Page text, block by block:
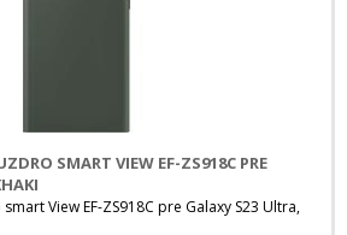
SMART VIEW EF-ZS918C PRE
View EF-ZS918C pre Galaxy S23 Ultra,